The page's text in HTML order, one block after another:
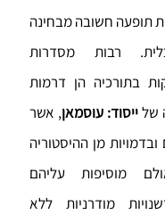
תופעה חשובה מבחינה
רבות מסדרות
בתורכיה הן דרמות
שלייסוד: עוסמאן, אשר
מן ההיסטוריה
מוסיפות עליהם
מודרניות ללא